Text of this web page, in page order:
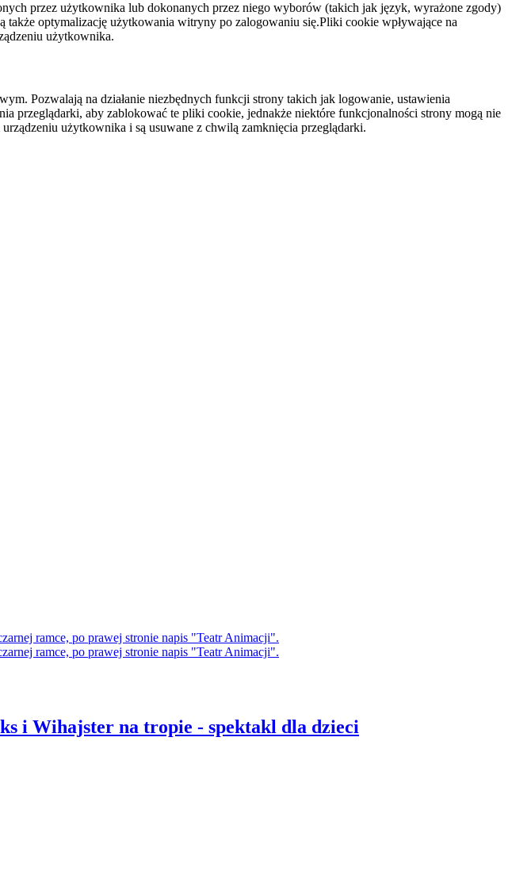
przez użytkownika lub dokonanych przez niego wyborów (takich jak język, wyrażone zgody)
optymalizację użytkowania witryny po zalogowaniu się.Pliki cookie wpływające na
użytkownika.
Pozwalają na działanie niezbędnych funkcji strony takich jak logowanie, ustawienia
przeglądarki, aby zablokować te pliki cookie, jednakże niektóre funkcjonalności strony mogą nie
użytkownika i są usuwane z chwilą zamknięcia przeglądarki.
i Wihajster na tropie - spektakl dla dzieci